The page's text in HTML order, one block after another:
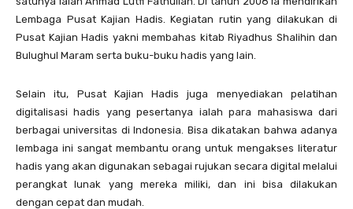
Lembaga Pusat Kajian Hadis. Kegiatan rutin yang dilakukan di
Pusat Kajian Hadis yakni membahas kitab Riyadhus Shalihin dan
Bulughul Maram serta buku-buku hadis yang lain.
Selain itu, Pusat Kajian Hadis juga menyediakan pelatihan
digitalisasi hadis yang pesertanya ialah para mahasiswa dari
berbagai universitas di Indonesia. Bisa dikatakan bahwa adanya
lembaga ini sangat membantu orang untuk mengakses literatur
hadis yang akan digunakan sebagai rujukan secara digital melalui
perangkat lunak yang mereka miliki, dan ini bisa dilakukan
dengan cepat dan mudah.